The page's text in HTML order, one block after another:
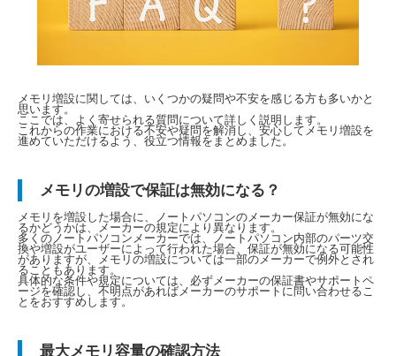
メモリ増設に関しては、いくつかの疑問や不安を感じる方も多いかと
思います。
ここでは、よく寄せられる質問について詳しく説明します。
これからの作業における不安や疑問を解消し、安心してメモリ増設を
進めていただけるよう、役立つ情報をまとめました。
メモリの増設で保証は無効になる？
メモリを増設した場合に、ノートパソコンのメーカー保証が無効にな
るかどうかは、メーカーの規定により異なります。
多くのノートパソコンメーカーでは、ノートパソコン内部のパーツ交
換や増設がユーザーによって行われた場合、保証が無効になる可能性
がありますが、メモリの増設については一部のメーカーで例外とされ
ることもあります。
具体的な条件や規定については、必ずメーカーの保証書やサポートペ
ージを確認し、不明点があればメーカーのサポートに問い合わせるこ
とをおすすめします。
最大メモリ容量の確認方法